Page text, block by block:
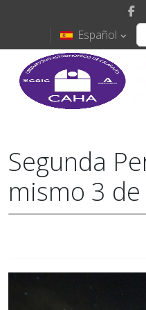
Español
Segunda
mismo 3